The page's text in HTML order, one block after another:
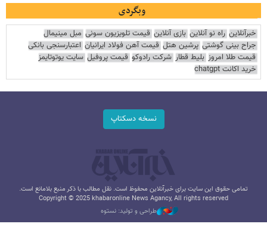
وبگردی
خبرآنلاین راه نو آنلاین بازی آنلاین قیمت تلویزیون سونی مبل مینیمال
جراح بینی گوشتی پرشین هتل قیمت آهن فولاد ایرانیان اعتبارسنجی بانکی
قیمت طلا امروز بلیط قطار شرکت رادوکو قیمت پروفیل سایت یوتوتایمز
خرید اکانت chatgpt
نسخه دسکتاپ
تمامی حقوق این سایت برای خبرآنلاین محفوظ است. نقل مطالب با ذکر منبع بلامانع است.
Copyright © 2025 khabaronline News Agancy, All rights reserved
طراحی و تولید: نستوه